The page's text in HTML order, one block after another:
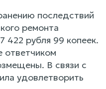
последствий
ремонта
422 рубля 99 копеек.
ответчиком
В связи с
удовлетворить